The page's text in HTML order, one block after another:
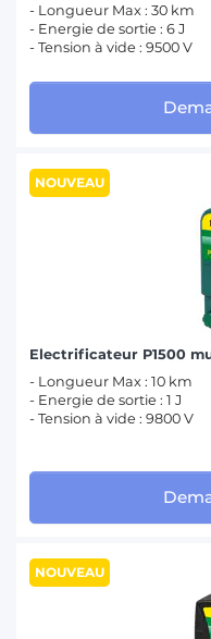
- Longueur Max : 30 km
- Energie de sortie : 6 J
- Tension à vide : 9500 V
NOUVEAU
Electrificateur P1500
- Longueur Max : 10 km
- Energie de sortie : 1 J
- Tension à vide : 9800 V
NOUVEAU